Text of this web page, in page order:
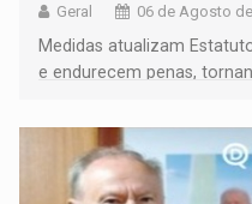
Geral 06 de Agosto
Medidas atualizam
e endurecem penas,